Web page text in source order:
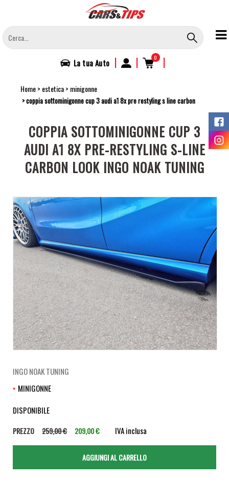
contenuto
principale
La tuaAuto | | 0 |
Home estetica minigonne
coppia sottominigonne cup 3 audi a1 8x pre restyling s line carbon
COPPIA SOTTOMINIGONNE CUP 3
AUDI A1 8X PRE-RESTYLING S-LINE
CARBON LOOK INGO NOAK TUNING
INGO NOAK TUNING
MINIGONNE
DISPONIBILE
PREZZO 259,00 € 209,00 € IVA inclusa